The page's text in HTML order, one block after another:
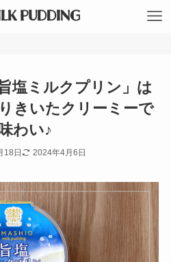
PUDDING
塩ミルクプリン」は
きいたクリーミーで
わい♪
18日 2024年4月6日